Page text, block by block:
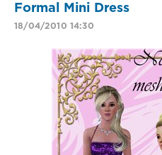
Formal Mini Dress
18/04/2010 14:30